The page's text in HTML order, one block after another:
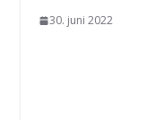
30. juni 2022